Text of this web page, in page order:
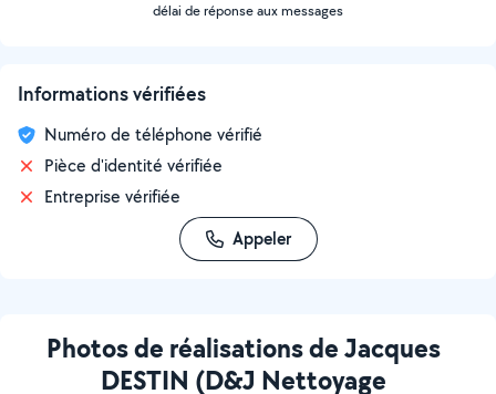
délai de réponse aux messages
Informations vérifiées
Numéro de téléphone vérifié
Pièce d'identité vérifiée
Entreprise vérifiée
Appeler
Photos de réalisations de Jacques
DESTIN (D&J Nettoyage